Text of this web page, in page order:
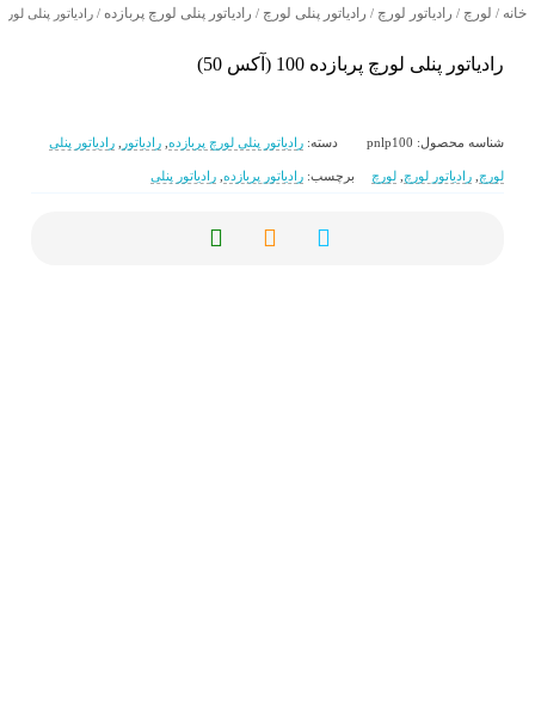
خانه / لورچ / رادیاتور لورچ / رادیاتور پنلی لورچ / رادیاتور پنلی لورچ پربازده / رادیاتور پنلی لورچ
رادیاتور پنلی لورچ پربازده 100 (آکس 50)
شناسه محصول: pnlp100 دسته: رادیاتور پنلی لورچ پربازده رادیاتور رادیاتور پنلی
لورچ رادیاتور لورچ لورچ برچسب: رادیاتور پربازده رادیاتور پنلی